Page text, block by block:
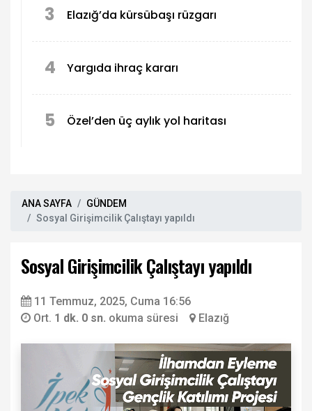
3 Elazığ’da kürsübaşı rüzgarı
4 Yargıda ihraç kararı
5 Özel’den üç aylık yol haritası
ANA SAYFA
GÜNDEM
Sosyal Girişimcilik Çalıştayı yapıldı
Sosyal Girişimcilik Çalıştayı yapıldı
11 Temmuz, 2025, Cuma 16:56
Ort. 1 dk. 0 sn. okuma süresi Elazığ